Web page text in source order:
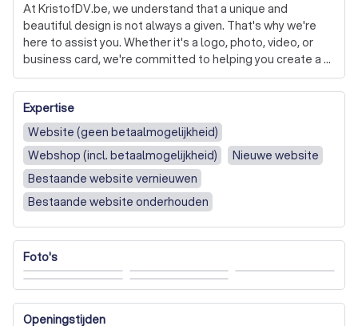
At KristofDV.be, we understand that a unique and
beautiful design is not always a given. That's why we're
here to assist you. Whether it's a logo, photo, video, or
business card, we're committed to helping you create a
design that truly represents your brand. We know that
embarking on a new project or collaboration can raise
many questions. That's why we're always ready to answer
any queries you may have, providing clear and concise
explanations to ensure you're fully informed.
We also specialize in application development, tailoring
our services to meet your specific needs. We understand
that everyone wants an application that functions
optimally and simplifies their operations. That's why we
work diligently to deliver a successful application that
meets your requirements.
In addition, we're experts in online advertising. We know
that search engines like Google are indispensable for
Expertise
Website (geen betaalmogelijkheid)
Webshop (incl. betaalmogelijkheid)
Nieuwe website
Bestaande website vernieuwen
Bestaande website onderhouden
Foto's
Openingstijden